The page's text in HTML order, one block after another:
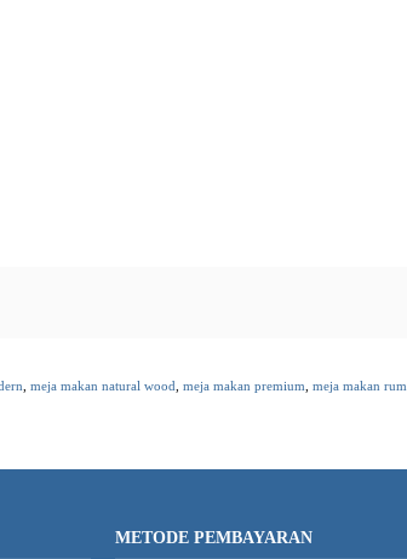
meja makan natural wood meja makan premium meja makan
METODE PEMBAYARAN